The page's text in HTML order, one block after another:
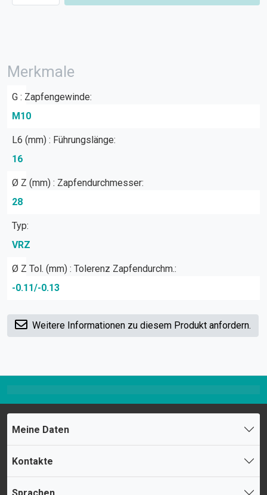
Merkmale
G : Zapfengewinde:
M10
L6 (mm) : Führungslänge:
16
Ø Z (mm) : Zapfendurchmesser:
28
Typ:
VRZ
Ø Z Tol. (mm) : Tolerenz Zapfendurchm.:
-0.11/-0.13
Weitere Informationen zu diesem Produkt anfordern.
Meine Daten
Kontakte
Sprachen